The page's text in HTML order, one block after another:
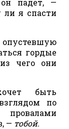
ли я спасти
гордые
чего они
быть
по
— тобой.